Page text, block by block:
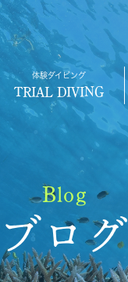
体験ダイビング
TRIAL DIVING
Blog
ブログ